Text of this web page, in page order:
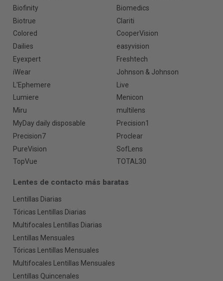
Biofinity
Biomedics
Biotrue
Clariti
Colored
CooperVision
Dailies
easyvision
Eyexpert
Freshtech
iWear
Johnson & Johnson
L'Ephemere
Live
Lumiere
Menicon
Miru
multilens
MyDay daily disposable
Precision1
Precision7
Proclear
PureVision
SofLens
TopVue
TOTAL30
Lentes de contacto más baratas
Lentillas Diarias
Tóricas Lentillas Diarias
Multifocales Lentillas Diarias
Lentillas Mensuales
Tóricas Lentillas Mensuales
Multifocales Lentillas Mensuales
Lentillas Quincenales